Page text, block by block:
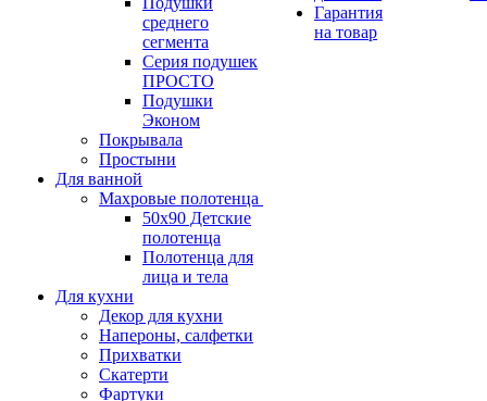
среднего
сегмента
Серия подушек
ПРОСТО
Подушки
Эконом
Покрывала
Простыни
Для ванной
Махровые полотенца
50х90 Детские
полотенца
Полотенца для
лица и тела
Для кухни
Декор для кухни
Напероны, салфетки
Прихватки
Скатерти
Фартуки
Гарантия
на товар